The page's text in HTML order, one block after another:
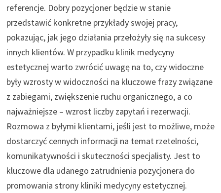
referencje. Dobry pozycjoner będzie w stanie
przedstawić konkretne przykłady swojej pracy,
pokazując, jak jego działania przełożyły się na sukcesy
innych klientów. W przypadku klinik medycyny
estetycznej warto zwrócić uwagę na to, czy widoczne
były wzrosty w widoczności na kluczowe frazy związane
z zabiegami, zwiększenie ruchu organicznego, a co
najważniejsze – wzrost liczby zapytań i rezerwacji.
Rozmowa z byłymi klientami, jeśli jest to możliwe, może
dostarczyć cennych informacji na temat rzetelności,
komunikatywności i skuteczności specjalisty. Jest to
kluczowe dla udanego zatrudnienia pozycjonera do
promowania strony kliniki medycyny estetycznej.